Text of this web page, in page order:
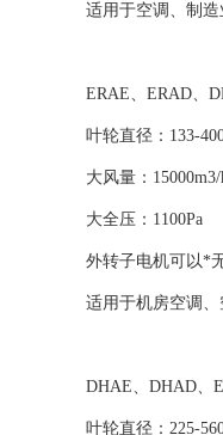
适用于空调、制造
ERAE、ERAD、
叶轮直径：133-
大风量：15000m3/
大全压：1100Pa
外转子电机可以*
适用于机房空调
DHAE、DHAD、
叶轮直径：225-